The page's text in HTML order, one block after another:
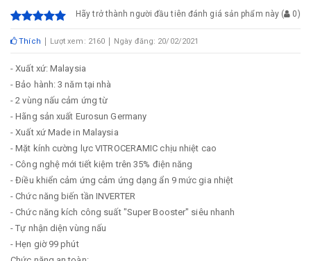
Hãy trở thành người đầu tiên đánh giá sản phẩm này ( 0)
Thích Lượt xem: 2160 Ngày đăng: 20/02/2021
- Xuất xứ: Malaysia
- Bảo hành: 3 năm tại nhà
- 2 vùng nấu cảm ứng từ
- Hãng sản xuất Eurosun Germany
- Xuất xứ Made in Malaysia
- Mặt kính cường lực VITROCERAMIC chịu nhiệt cao
- Công nghệ mới tiết kiệm trên 35% điện năng
- Điều khiển cảm ứng cảm ứng dạng ẩn 9 mức gia nhiệt
- Chức năng biến tần INVERTER
- Chức năng kích công suất "Super Booster" siêu nhanh
- Tự nhận diện vùng nấu
- Hẹn giờ 99 phút